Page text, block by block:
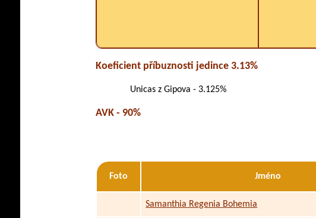
Koeficient příbuznosti jedince 3.13%
Unicas z Gipova - 3.125%
AVK - 90%
Foto Jméno
Samanthia Regenia Bohemia